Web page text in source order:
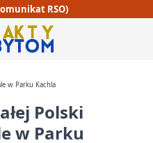
RSO)
w Parku Kachla
Polski
w Parku